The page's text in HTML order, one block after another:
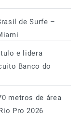
de Surfe –
e lidera
Banco do
metros de área
Pro 2026